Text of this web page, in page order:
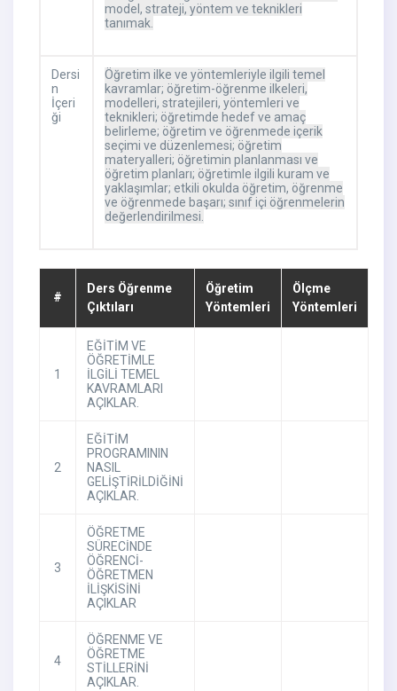
model, strateji, yöntem ve teknikleri
tanımak.
Dersi
n
İçeri
ği
Öğretim ilke ve yöntemleriyle ilgili temel
kavramlar; öğretim-öğrenme ilkeleri,
modelleri, stratejileri, yöntemleri ve
teknikleri; öğretimde hedef ve amaç
belirleme; öğretim ve öğrenmede içerik
seçimi ve düzenlemesi; öğretim
materyalleri; öğretimin planlanması ve
öğretim planları; öğretimle ilgili kuram ve
yaklaşımlar; etkili okulda öğretim, öğrenme
ve öğrenmede başarı; sınıf içi öğrenmelerin
değerlendirilmesi.
#
Ders Öğrenme
Çıktıları
Öğretim
Yöntemleri
Ölçme
Yöntemleri
1
EĞİTİM VE
ÖĞRETİMLE
İLGİLİ TEMEL
KAVRAMLARI
AÇIKLAR.
2
EĞİTİM
PROGRAMININ
NASIL
GELİŞTİRİLDİĞİNİ
AÇIKLAR.
3
ÖĞRETME
SÜRECİNDE
ÖĞRENCİ-
ÖĞRETMEN
İLİŞKİSİNİ
AÇIKLAR
4
ÖĞRENME VE
ÖĞRETME
STİLLERİNİ
AÇIKLAR.